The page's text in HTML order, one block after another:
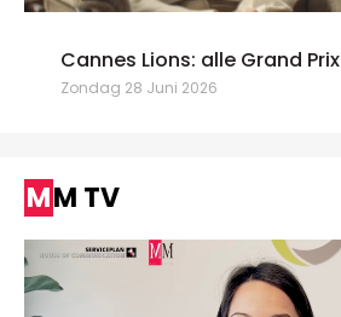
Cannes Lions: alle Grand Prix
Zondag 28 Juni 2026
MM TV